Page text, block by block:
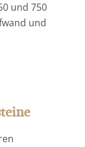
und 750
und